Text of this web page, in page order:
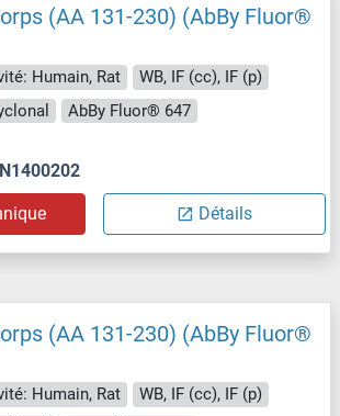
(AA 131-230) (AbBy Fluor®
Humain, Rat
WB, IF (cc), IF (p)
AbBy Fluor® 647
Détails
(AA 131-230) (AbBy Fluor®
Humain, Rat
WB, IF (cc), IF (p)